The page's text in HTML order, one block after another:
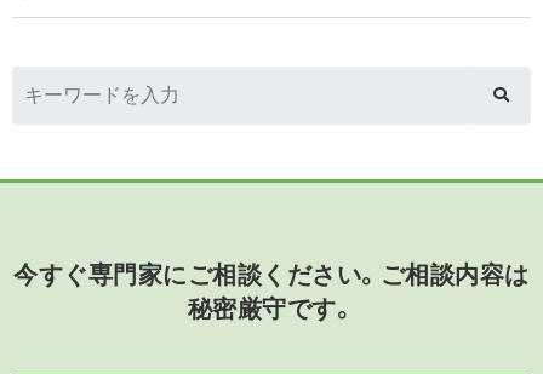
今すぐ専門家にご相談ください。ご相談内容は
秘密厳守です。